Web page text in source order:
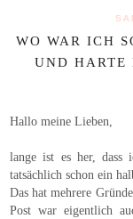
WO WAR ICH
UND HARTE
Hallo meine Lieben,
lange ist es her, dass
tatsächlich schon ein
Das hat mehrere
Post war eigentlich